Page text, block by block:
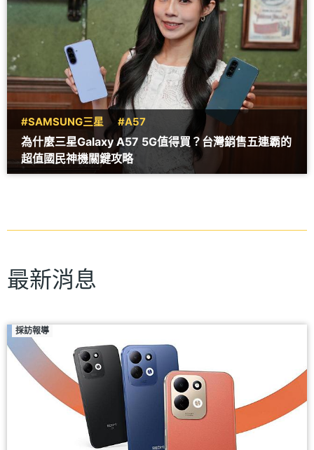
#SAMSUNG三星 #A57
為什麼三星Galaxy A57 5G值得買？台灣銷售五連霸的
超值國民神機關鍵攻略
最新消息
採訪報導